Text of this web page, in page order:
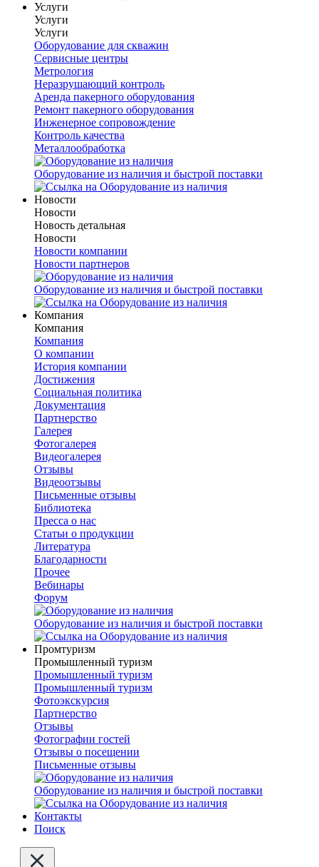
Услуги
Услуги
Услуги
Оборудование для скважин
Сервисные центры
Метрология
Неразрушающий контроль
Аренда пакерного оборудования
Ремонт пакерного оборудования
Инженерное сопровождение
Контроль качества
Металлообработка
Оборудование из наличия и быстрой поставки
Новости
Новости
Новость детальная
Новости
Новости компании
Новости партнеров
Оборудование из наличия и быстрой поставки
Компания
Компания
Компания
О компании
История компании
Достижения
Социальная политика
Документация
Партнерство
Галерея
Фотогалерея
Видеогалерея
Отзывы
Видеоотзывы
Письменные отзывы
Библиотека
Пресса о нас
Статьи о продукции
Литература
Благодарности
Прочее
Вебинары
Форум
Оборудование из наличия и быстрой поставки
Промтуризм
Промышленный туризм
Промышленный туризм
Промышленный туризм
Фотоэкскурсия
Партнерство
Отзывы
Фотографии гостей
Отзывы о посещении
Письменные отзывы
Оборудование из наличия и быстрой поставки
Контакты
Поиск